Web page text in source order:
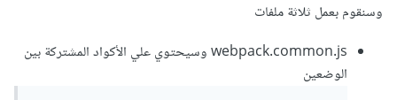
وسنقوم بعمل ثلاثة ملفات
webpack.common.js وسيحتوي علي الأكواد المشتركة بين
الوضعين